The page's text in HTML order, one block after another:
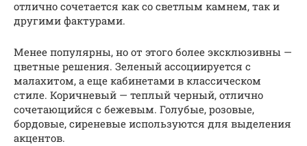
отлично сочетается как со светлым камнем, так и
другими фактурами.
Менее популярны, но от этого более эксклюзивны —
цветные решения. Зеленый ассоциируется с
малахитом, а еще кабинетами в классическом
стиле. Коричневый — теплый черный, отлично
сочетающийся с бежевым. Голубые, розовые,
бордовые, сиреневые используются для выделения
акцентов.